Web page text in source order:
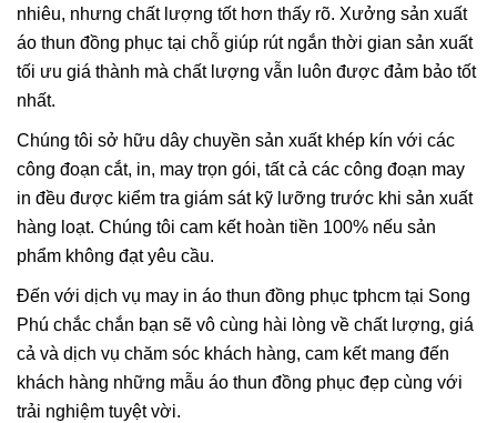
nhiêu, nhưng chất lượng tốt hơn thấy rõ. Xưởng sản xuất
áo thun đồng phục tại chỗ giúp rút ngắn thời gian sản xuất
tối ưu giá thành mà chất lượng vẫn luôn được đảm bảo tốt
nhất.
Chúng tôi sở hữu dây chuyền sản xuất khép kín với các
công đoạn cắt, in, may trọn gói, tất cả các công đoạn may
in đều được kiểm tra giám sát kỹ lưỡng trước khi sản xuất
hàng loạt. Chúng tôi cam kết hoàn tiền 100% nếu sản
phẩm không đạt yêu cầu.
Đến với dịch vụ may in áo thun đồng phục tphcm tại Song
Phú chắc chắn bạn sẽ vô cùng hài lòng về chất lượng, giá
cả và dịch vụ chăm sóc khách hàng, cam kết mang đến
khách hàng những mẫu áo thun đồng phục đẹp cùng với
trải nghiệm tuyệt vời.